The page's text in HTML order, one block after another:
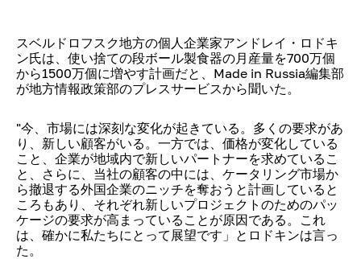
スベルドロフスク地方の個人企業家アンドレイ・ロドキ
ン氏は、使い捨ての段ボール製食器の月産量を700万個
から1500万個に増やす計画だと、Made in Russia編集部
が地方情報政策部のプレスサービスから聞いた。
"今、市場には深刻な変化が起きている。多くの要求があ
り、新しい顧客がいる。一方では、価格が変化している
こと、企業が地域内で新しいパートナーを求めているこ
と、さらに、当社の顧客の中には、ケータリング市場か
ら撤退する外国企業のニッチを奪おうと計画していると
ころもあり、それぞれ新しいプロジェクトのためのパッ
ケージの要求が高まっていることが原因である。これ
は、確かに私たちにとって展望です」とロドキンは言っ
た。